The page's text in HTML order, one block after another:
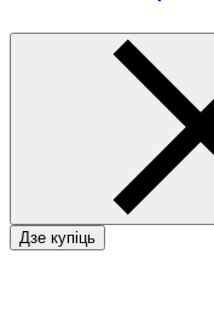
Дзе купіць